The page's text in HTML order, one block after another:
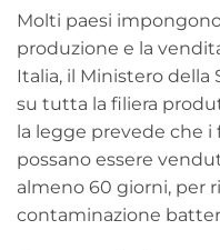
Molti paesi
produzione e la
Italia, il Ministero
su tutta la filiera
la legge prevede che
possano essere
almeno 60 giorni, per
contaminazione